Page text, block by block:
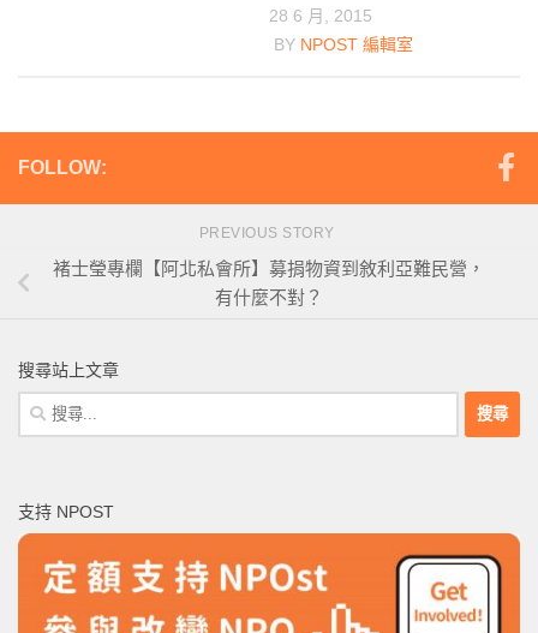
28 6 月, 2015
BY NPOST 編輯室
FOLLOW:
PREVIOUS STORY
褚士瑩專欄【阿北私會所】募捐物資到敘利亞難民營，
有什麼不對？
搜尋站上文章
搜
尋
字:
支持 NPOST